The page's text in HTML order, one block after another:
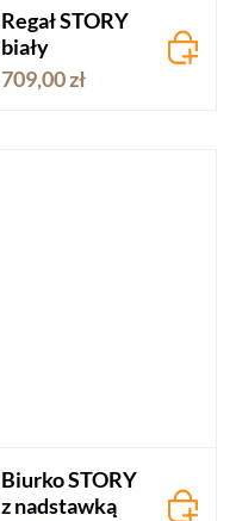
Regał STORY
biały
709,00 zł
Biurko STORY
z nadstawką